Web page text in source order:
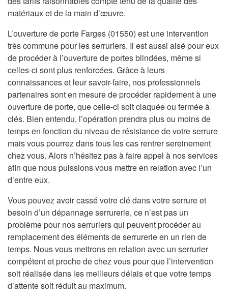
matériaux et de la main d’œuvre.
L’ouverture de porte Farges (01550) est une intervention
très commune pour les serruriers. Il est aussi aisé pour eux
de procéder à l’ouverture de portes blindées, même si
celles-ci sont plus renforcées. Grâce à leurs
connaissances et leur savoir-faire, nos professionnels
partenaires sont en mesure de procéder rapidement à une
ouverture de porte, que celle-ci soit claquée ou fermée à
clés. Bien entendu, l’opération prendra plus ou moins de
temps en fonction du niveau de résistance de votre serrure
mais vous pourrez dans tous les cas rentrer sereinement
chez vous. Alors n’hésitez pas à faire appel à nos services
afin que nous puissions vous mettre en relation avec l’un
d’entre eux.
Vous pouvez avoir cassé votre clé dans votre serrure et
besoin d’un dépannage serrurerie, ce n’est pas un
problème pour nos serruriers qui peuvent procéder au
remplacement des éléments de serrurerie en un rien de
temps. Nous vous mettrons en relation avec un serrurier
compétent et proche de chez vous pour que l’intervention
soit réalisée dans les meilleurs délais et que votre temps
d’attente soit réduit au maximum.